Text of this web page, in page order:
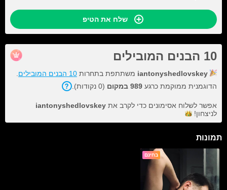
שלח את הטיפ
10 הבנים המובילים
iantonyshedlovskey משתתפת בתחרות 10 הבנים המובילים
הדוגמנית ממוקמת כרגע 989 במקום (0 נקודות).
אפשר לשלוח אסימונים כדי לקרב את iantonyshedlovskey
לניצחון!
תמונות
בחינם